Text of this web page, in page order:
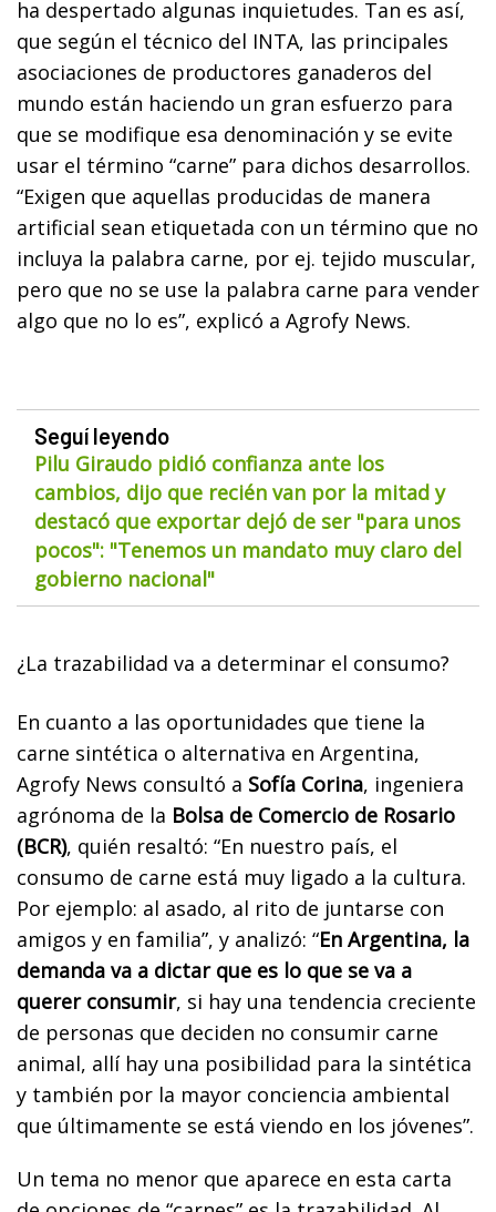
ha despertado algunas inquietudes. Tan es así,
que según el técnico del INTA, las principales
asociaciones de productores ganaderos del
mundo están haciendo un gran esfuerzo para
que se modifique esa denominación y se evite
usar el término “carne” para dichos desarrollos.
“Exigen que aquellas producidas de manera
artificial sean etiquetada con un término que no
incluya la palabra carne, por ej. tejido muscular,
pero que no se use la palabra carne para vender
algo que no lo es”, explicó a Agrofy News.
Seguí leyendo
Pilu Giraudo pidió confianza ante los
cambios, dijo que recién van por la mitad y
destacó que exportar dejó de ser "para unos
pocos": "Tenemos un mandato muy claro del
gobierno nacional"
¿La trazabilidad va a determinar el consumo?
En cuanto a las oportunidades que tiene la
carne sintética o alternativa en Argentina,
Agrofy News consultó a Sofía Corina, ingeniera
agrónoma de la Bolsa de Comercio de Rosario
(BCR), quién resaltó: “En nuestro país, el
consumo de carne está muy ligado a la cultura.
Por ejemplo: al asado, al rito de juntarse con
amigos y en familia”, y analizó: “En Argentina, la
demanda va a dictar que es lo que se va a
querer consumir, si hay una tendencia creciente
de personas que deciden no consumir carne
animal, allí hay una posibilidad para la sintética
y también por la mayor conciencia ambiental
que últimamente se está viendo en los jóvenes”.
Un tema no menor que aparece en esta carta